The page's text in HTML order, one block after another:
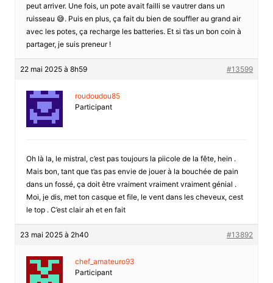
peut arriver. Une fois, un pote avait failli se vautrer dans un
ruisseau 😅. Puis en plus, ça fait du bien de souffler au grand air
avec les potes, ça recharge les batteries. Et si t’as un bon coin à
partager, je suis preneur !
22 mai 2025 à 8h59 #13599
roudoudou85
Participant
Oh là la, le mistral, c’est pas toujours la piicole de la fête, hein .
Mais bon, tant que t’as pas envie de jouer à la bouchée de pain
dans un fossé, ça doit être vraiment vraiment vraiment génial .
Moi, je dis, met ton casque et file, le vent dans les cheveux, cest
le top . C’est clair ah et en fait
23 mai 2025 à 2h40 #13892
chef_amateuro93
Participant